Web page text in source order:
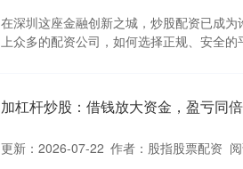
在深圳这座金融创新之城，炒股配资已成
上众多的配资公司，如何选择正规、安全
加杠杆炒股：借钱放大资金，盈亏同倍
更新：2026-07-22 作者：股指股票配资